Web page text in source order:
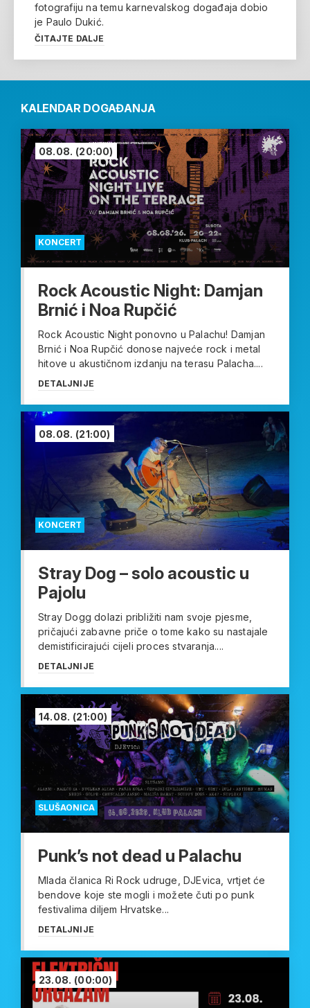
fotografiju na temu karnevalskog događaja dobio
je Paulo Dukić.
ČITAJTE DALJE
KALENDAR DOGAĐANJA
KONCERT
08.08. (20:00)
Rock Acoustic Night: Damjan
Brnić i Noa Rupčić
Rock Acoustic Night ponovno u Palachu! Damjan
Brnić i Noa Rupčić donose najveće rock i metal
hitove u akustičnom izdanju na terasu Palacha....
DETALJNIJE
KONCERT
08.08. (21:00)
Stray Dog – solo acoustic u
Pajolu
Stray Dogg dolazi približiti nam svoje pjesme,
pričajući zabavne priče o tome kako su nastajale
demistificirajući cijeli proces stvaranja....
DETALJNIJE
SLUŠAONICA
14.08. (21:00)
Punk’s not dead u Palachu
Mlada članica Ri Rock udruge, DJEvica, vrtjet će
bendove koje ste mogli i možete čuti po punk
festivalima diljem Hrvatske...
DETALJNIJE
23.08. (00:00)